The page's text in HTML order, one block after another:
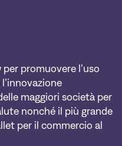
promuovere l’uso
maggiori società per
nonché il più grande
per il commercio al